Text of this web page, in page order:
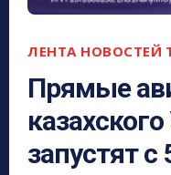
ЛЕНТА НОВОСТЕЙ
Прямые
запустят